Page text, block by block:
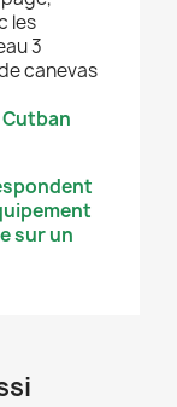
les
3
canevas
Cutban
sur un